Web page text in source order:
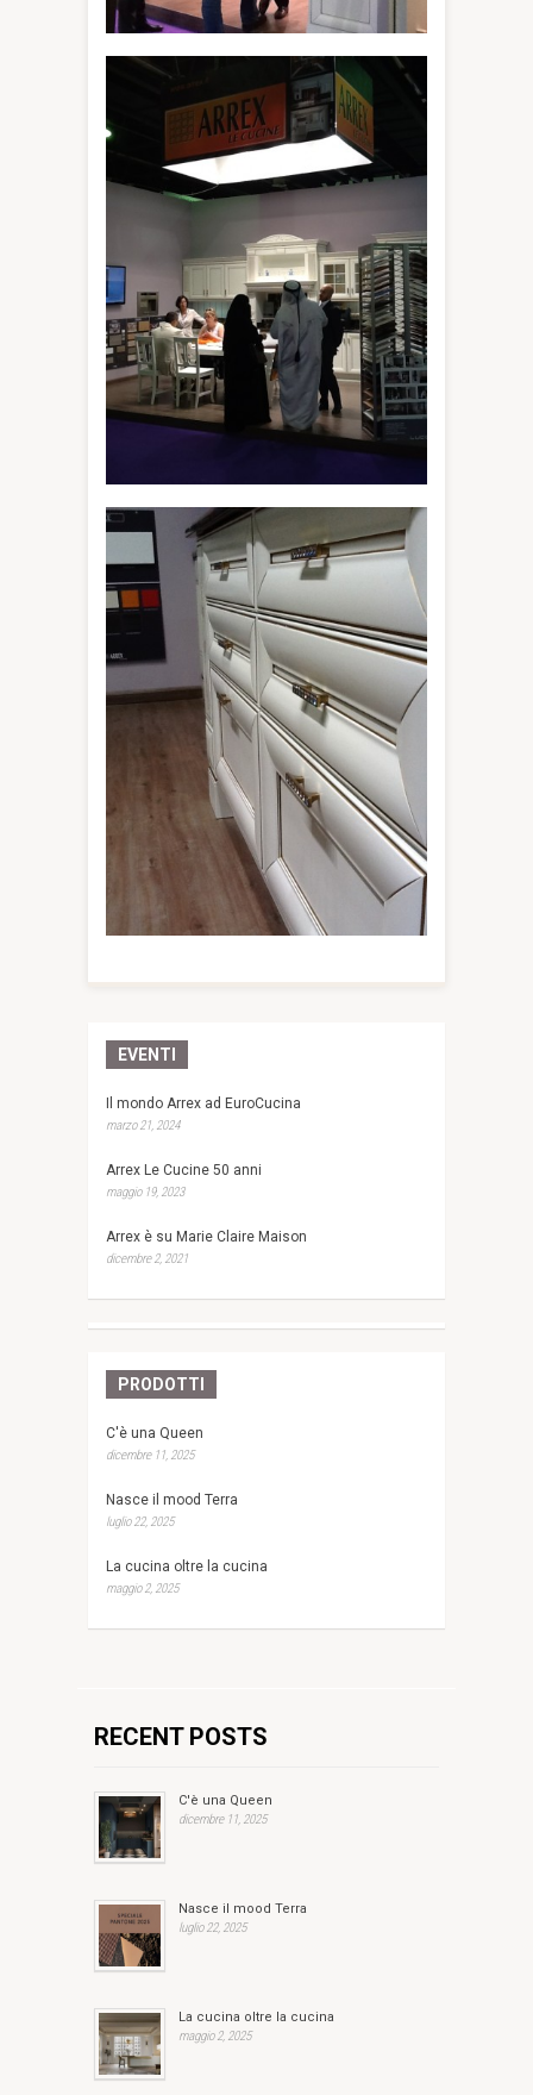
EVENTI
Il mondo Arrex ad EuroCucina
marzo 21, 2024
Arrex Le Cucine 50 anni
maggio 19, 2023
Arrex è su Marie Claire Maison
dicembre 2, 2021
PRODOTTI
C'è una Queen
dicembre 11, 2025
Nasce il mood Terra
luglio 22, 2025
La cucina oltre la cucina
maggio 2, 2025
RECENT POSTS
C'è una Queen
dicembre 11, 2025
Nasce il mood Terra
luglio 22, 2025
La cucina oltre la cucina
maggio 2, 2025